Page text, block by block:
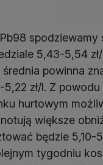
spodziewamy
5,43-5,54
powinna
5,22 zł/l. Z
hurtowym
większe
będzie 5,10-
tygodniu